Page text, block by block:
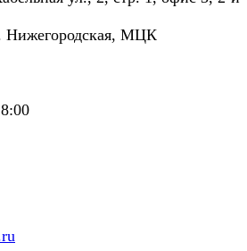
Нижегородская, МЦК